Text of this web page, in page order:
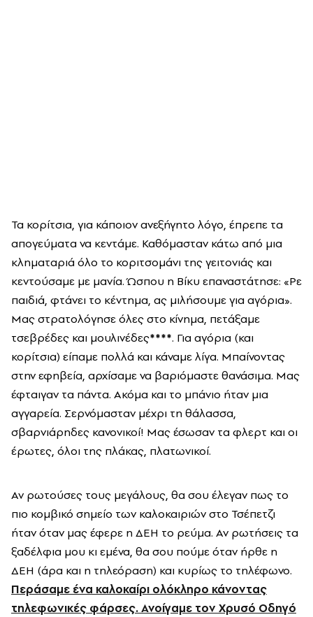
Τα κορίτσια, για κάποιον ανεξήγητο λόγο, έπρεπε τα
απογεύματα να κεντάμε. Καθόμασταν κάτω από μια
κληματαριά όλο το κοριτσομάνι της γειτονιάς και
κεντούσαμε με μανία. Ώσπου η Βίκυ επαναστάτησε: «Ρε
παιδιά, φτάνει το κέντημα, ας μιλήσουμε για αγόρια».
Μας στρατολόγησε όλες στο κίνημα, πετάξαμε
τσεβρέδες και μουλινέδες****. Για αγόρια (και
κορίτσια) είπαμε πολλά και κάναμε λίγα. Μπαίνοντας
στην εφηβεία, αρχίσαμε να βαριόμαστε θανάσιμα. Μας
έφταιγαν τα πάντα. Ακόμα και το μπάνιο ήταν μια
αγγαρεία. Σερνόμασταν μέχρι τη θάλασσα,
σβαρνιάρηδες κανονικοί! Μας έσωσαν τα φλερτ και οι
έρωτες, όλοι της πλάκας, πλατωνικοί.
Αν ρωτούσες τους μεγάλους, θα σου έλεγαν πως το
πιο κομβικό σημείο των καλοκαιριών στο Τσέπετζι
ήταν όταν μας έφερε η ΔΕΗ το ρεύμα. Αν ρωτήσεις τα
ξαδέλφια μου κι εμένα, θα σου πούμε όταν ήρθε η
ΔΕΗ (άρα και η τηλεόραση) και κυρίως το τηλέφωνο.
Περάσαμε ένα καλοκαίρι ολόκληρο κάνοντας
τηλεφωνικές φάρσες. Ανοίγαμε τον Χρυσό Οδηγό